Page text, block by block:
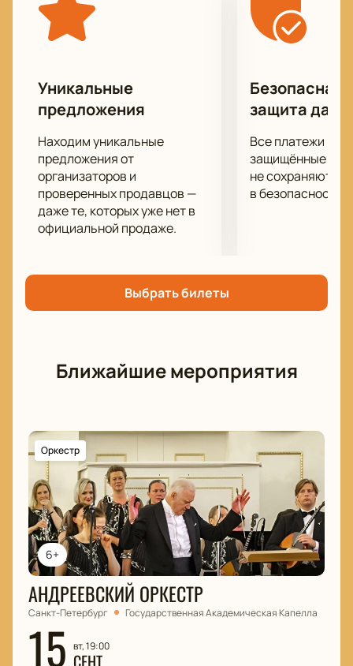
европейских вы услышите в одной программе.
Проект «Самхей» (Samhey). Группа наполнена
утонченными звуками, изобретательностью,
аудиторию в волшебную вселенную востока.
Не пропустите этот потрясающий вечер музыки в
исполнении настоящих виртуозов!
Уникальные
предложения
Находим уникальные
предложения от
организаторов и
проверенных продавцов —
даже те, которых уже нет в
официальной продаже.
Безопасная
защита
Все платежи
защищённые
не сохраняются
в безопасности.
Выбрать билеты
Ближайшие мероприятия
6+
Оркестр
АНДРЕЕВСКИЙ ОРКЕСТР
Санкт-Петербург Государственная Академическая Капелла
15 вт, 19:00